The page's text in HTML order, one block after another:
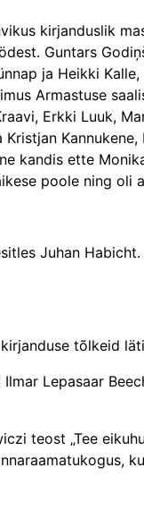
kirjanduslik
Guntars
ja Heikki
Armastuse
Erkki Luuk,
kandis ette
poole ning oli
Juhan
tõlkeid
Lepasaar
teost „Tee